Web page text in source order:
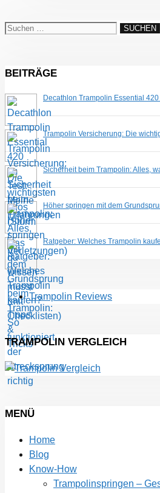
Suchen
BEITRÄGE
Decathlon Trampolin Essential
Trampolin Versicherung: Die
Sicherheit beim Trampolin: Alles,
Höher springen mit dem
Ratgeber: Welches Trampolin
Trampolin Reviews
TRAMPOLIN VERGLEICH
MENÜ
Home
Blog
Know-How
Trampolinspringen –